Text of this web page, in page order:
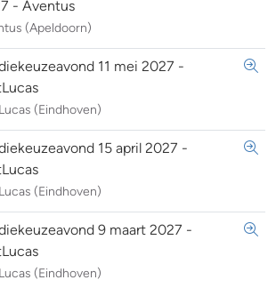
- Aventus
(Apeldoorn)
11 mei 2027 -
(Eindhoven)
15 april 2027 -
(Eindhoven)
9 maart 2027 -
(Eindhoven)